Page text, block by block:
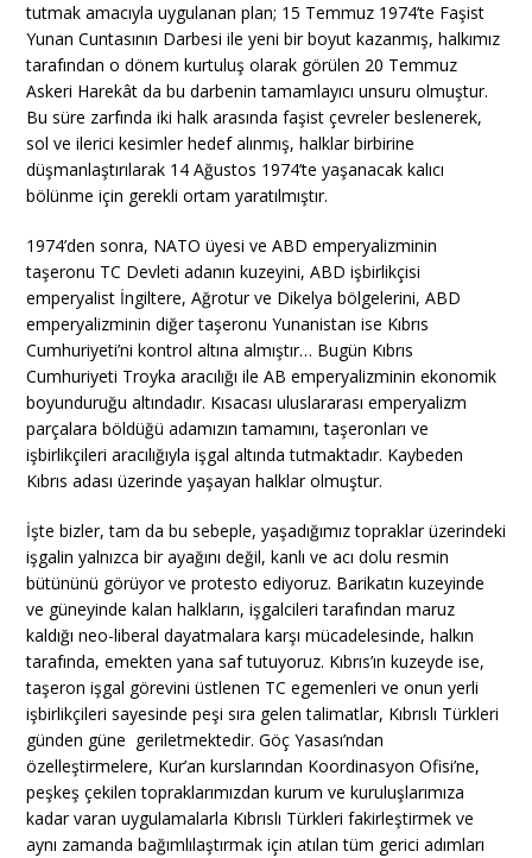
tutmak amacıyla uygulanan plan; 15 Temmuz 1974’te Faşist
Yunan Cuntasının Darbesi ile yeni bir boyut kazanmış, halkımız
tarafından o dönem kurtuluş olarak görülen 20 Temmuz
Askeri Harekât da bu darbenin tamamlayıcı unsuru olmuştur.
Bu süre zarfında iki halk arasında faşist çevreler beslenerek,
sol ve ilerici kesimler hedef alınmış, halklar birbirine
düşmanlaştırılarak 14 Ağustos 1974’te yaşanacak kalıcı
bölünme için gerekli ortam yaratılmıştır.
1974’den sonra, NATO üyesi ve ABD emperyalizminin
taşeronu TC Devleti adanın kuzeyini, ABD işbirlikçisi
emperyalist İngiltere, Ağrotur ve Dikelya bölgelerini, ABD
emperyalizminin diğer taşeronu Yunanistan ise Kıbrıs
Cumhuriyeti’ni kontrol altına almıştır… Bugün Kıbrıs
Cumhuriyeti Troyka aracılığı ile AB emperyalizminin ekonomik
boyunduruğu altındadır. Kısacası uluslararası emperyalizm
parçalara böldüğü adamızın tamamını, taşeronları ve
işbirlikçileri aracılığıyla işgal altında tutmaktadır. Kaybeden
Kıbrıs adası üzerinde yaşayan halklar olmuştur.
İşte bizler, tam da bu sebeple, yaşadığımız topraklar üzerindeki
işgalin yalnızca bir ayağını değil, kanlı ve acı dolu resmin
bütününü görüyor ve protesto ediyoruz. Barikatın kuzeyinde
ve güneyinde kalan halkların, işgalcileri tarafından maruz
kaldığı neo-liberal dayatmalara karşı mücadelesinde, halkın
tarafında, emekten yana saf tutuyoruz. Kıbrıs’ın kuzeyde ise,
taşeron işgal görevini üstlenen TC egemenleri ve onun yerli
işbirlikçileri sayesinde peşi sıra gelen talimatlar, Kıbrıslı Türkleri
günden güne geriletmektedir. Göç Yasası’ndan
özelleştirmelere, Kur’an kurslarından Koordinasyon Ofisi’ne,
peşkeş çekilen topraklarımızdan kurum ve kuruluşlarımıza
kadar varan uygulamalarla Kıbrıslı Türkleri fakirleştirmek ve
aynı zamanda bağımlılaştırmak için atılan tüm gerici adımları